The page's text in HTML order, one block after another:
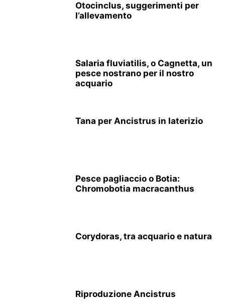
Otocinclus, suggerimenti per
l’allevamento
Salaria fluviatilis, o Cagnetta, un
pesce nostrano per il nostro
acquario
Tana per Ancistrus in laterizio
Pesce pagliaccio o Botia:
Chromobotia macracanthus
Corydoras, tra acquario e natura
Riproduzione Ancistrus